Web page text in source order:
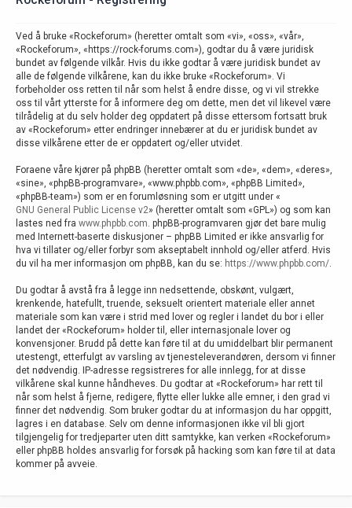
Ved å bruke «Rockeforum» (heretter omtalt som «vi», «oss», «vår»,
«Rockeforum», «https://rock-forums.com»), godtar du å være juridisk
bundet av følgende vilkår. Hvis du ikke godtar å være juridisk bundet av
alle de følgende vilkårene, kan du ikke bruke «Rockeforum». Vi
forbeholder oss retten til når som helst å endre disse, og vi vil strekke
oss til vårt ytterste for å informere deg om dette, men det vil likevel være
tilrådelig at du selv holder deg oppdatert på disse ettersom fortsatt bruk
av «Rockeforum» etter endringer innebærer at du er juridisk bundet av
disse vilkårene etter de er oppdatert og/eller utvidet.
Foraene våre kjører på phpBB (heretter omtalt som «de», «dem», «deres»,
«sine», «phpBB-programvare», «www.phpbb.com», «phpBB Limited»,
«phpBB-team») som er en forumløsning som er utgitt under «
GNU General Public License v2» (heretter omtalt som «GPL») og som kan
lastes ned fra www.phpbb.com . phpBB-programvaren gjør det bare mulig
med Internett-baserte diskusjoner – phpBB Limited er ikke ansvarlig for
hva vi tillater og/eller forbyr som akseptabelt innhold og/eller atferd. Hvis
du vil ha mer informasjon om phpBB, kan du se: https://www.phpbb.com/
Du godtar å avstå fra å legge inn nedsettende, obskønt, vulgært,
krenkende, hatefullt, truende, seksuelt orientert materiale eller annet
materiale som kan være i strid med lover og regler i landet du bor i eller
landet der «Rockeforum» holder til, eller internasjonale lover og
konvensjoner. Brudd på dette kan føre til at du umiddelbart blir permanent
utestengt, etterfulgt av varsling av tjenesteleverandøren, dersom vi finner
det nødvendig. IP-adresse regsistreres for alle innlegg, for at disse
vilkårene skal kunne håndheves. Du godtar at «Rockeforum» har rett til
når som helst å fjerne, redigere, flytte eller lukke alle emner, i den grad vi
finner det nødvendig. Som bruker godtar du at informasjon du har oppgitt,
lagres i en database. Selv om denne informasjonen ikke vil bli gjort
tilgjengelig for tredjeparter uten ditt samtykke, kan verken «Rockeforum»
eller phpBB holdes ansvarlig for forsøk på hacking som kan føre til at data
kommer på avveie.